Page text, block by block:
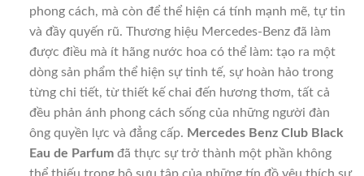
phong cách, mà còn để thể hiện cá tính mạnh mẽ, tự tin
và đầy quyến rũ. Thương hiệu Mercedes-Benz đã làm
được điều mà ít hãng nước hoa có thể làm: tạo ra một
dòng sản phẩm thể hiện sự tinh tế, sự hoàn hảo trong
từng chi tiết, từ thiết kế chai đến hương thơm, tất cả
đều phản ánh phong cách sống của những người đàn
ông quyền lực và đẳng cấp. Mercedes Benz Club Black
Eau de Parfumđã thực sự trở thành một phần không